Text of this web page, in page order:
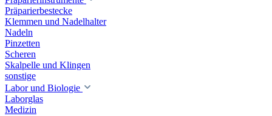
Präparierbestecke
Klemmen und Nadelhalter
Nadeln
Pinzetten
Scheren
Skalpelle und Klingen
sonstige
Labor und Biologie
Laborglas
Medizin